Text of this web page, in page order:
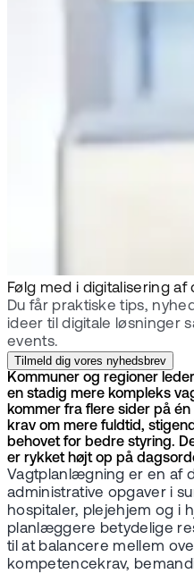
Følg med i digitalisering
Du får praktiske tips,
ideer til digitale løsninger
events.
Tilmeld dig vores nyhedsbrev
Kommuner og regioner
en stadig mere kompleks
kommer fra flere sider på
krav om mere fuldtid,
behovet for bedre styring.
er rykket højt op på
Vagtplanlægning er en af
administrative opgaver i
hospitaler, plejehjem og i
planlæggere betydelige
til at balancere mellem
kompetencekrav,